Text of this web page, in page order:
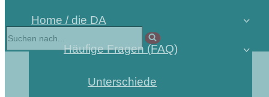
Home / die DA
Häufige Fragen (FAQ)
Unterschiede